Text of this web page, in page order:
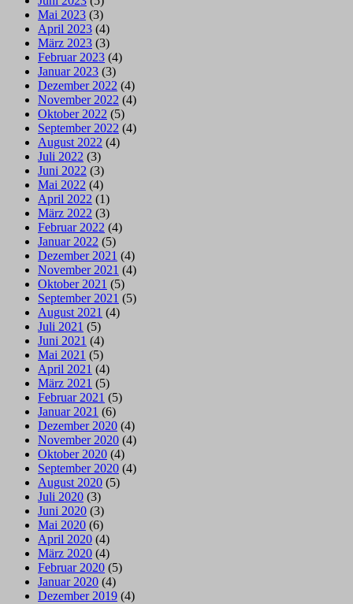
Mai 2023 (3)
April 2023 (4)
März 2023 (3)
Februar 2023 (4)
Januar 2023 (3)
Dezember 2022 (4)
November 2022 (4)
Oktober 2022 (5)
September 2022 (4)
August 2022 (4)
Juli 2022 (3)
Juni 2022 (3)
Mai 2022 (4)
April 2022 (1)
März 2022 (3)
Februar 2022 (4)
Januar 2022 (5)
Dezember 2021 (4)
November 2021 (4)
Oktober 2021 (5)
September 2021 (5)
August 2021 (4)
Juli 2021 (5)
Juni 2021 (4)
Mai 2021 (5)
April 2021 (4)
März 2021 (5)
Februar 2021 (5)
Januar 2021 (6)
Dezember 2020 (4)
November 2020 (4)
Oktober 2020 (4)
September 2020 (4)
August 2020 (5)
Juli 2020 (3)
Juni 2020 (3)
Mai 2020 (6)
April 2020 (4)
März 2020 (4)
Februar 2020 (5)
Januar 2020 (4)
Dezember 2019 (4)